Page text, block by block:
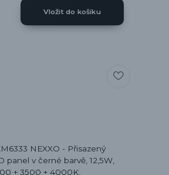
Vložit do košíku